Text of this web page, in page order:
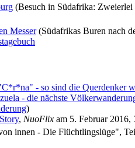
(Besuch in Südafrika:
Messer(Südafrikas Buren nach
- so sind die Querdenker
- die nächste
)
, NuoFlix am 5. Februar 2016,
innen - Die Flüchtlingslüge",